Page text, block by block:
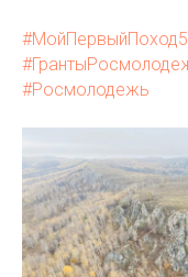
#Росмолодежь